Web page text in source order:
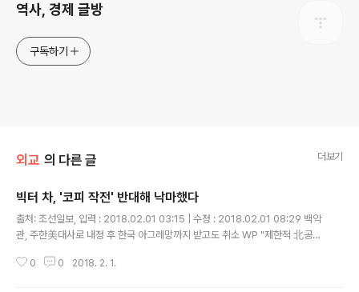
역사, 경제 글방
구독하기
외교 의 다른 글 더보기
빅터 차, '코피 작전' 반대해 낙마했다
출처: 조선일보, 입력 : 2018.02.01 03:15 | 수정 : 2018.02.01 08:29 백악
관, 주한美대사로 내정 후 한국 아그레망까지 받고도 취소 WP "제한적 北공격
트럼프, 더 강한 매파 찾나 코피 작전은 제한적 선제공격으로 북한에..
0 0 2018. 2. 1.